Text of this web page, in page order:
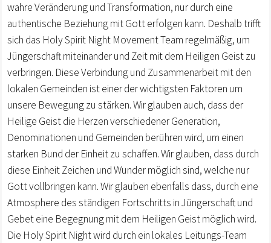
wahre Veränderung und Transformation, nur durch eine
authentische Beziehung mit Gott erfolgen kann. Deshalb trifft
sich das Holy Spirit Night Movement Team regelmäßig, um
Jüngerschaft miteinander und Zeit mit dem Heiligen Geist zu
verbringen. Diese Verbindung und Zusammenarbeit mit den
lokalen Gemeinden ist einer der wichtigsten Faktoren um
unsere Bewegung zu stärken. Wir glauben auch, dass der
Heilige Geist die Herzen verschiedener Generation,
Denominationen und Gemeinden berühren wird, um einen
starken Bund der Einheit zu schaffen. Wir glauben, dass durch
diese Einheit Zeichen und Wunder möglich sind, welche nur
Gott vollbringen kann. Wir glauben ebenfalls dass, durch eine
Atmosphere des ständigen Fortschritts in Jüngerschaft und
Gebet eine Begegnung mit dem Heiligen Geist möglich wird.
Die Holy Spirit Night wird durch ein lokales Leitungs-Team